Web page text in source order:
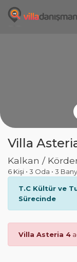
Villa
Kalkan /
6 Kişi • 3 Oda • 3
T.C Kültür ve
Sürecinde
Villa Asteria 4